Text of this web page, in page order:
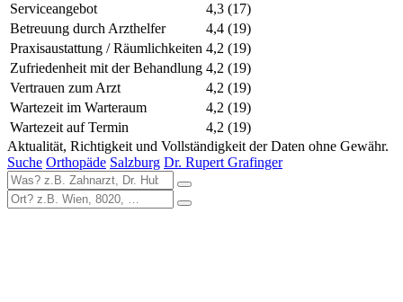
Serviceangebot
4,3 (17)
Betreuung durch Arzthelfer
4,4 (19)
Praxisaustattung / Räumlichkeiten 4,2 (19)
Zufriedenheit mit der Behandlung 4,2 (19)
Vertrauen zum Arzt
4,2 (19)
Wartezeit im Warteraum
4,2 (19)
Wartezeit auf Termin
4,2 (19)
Aktualität, Richtigkeit und Vollständigkeit der Daten ohne Gewähr.
Suche Orthopäde Salzburg Dr. Rupert Grafinger